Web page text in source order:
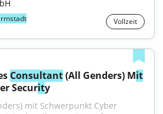
Vollzeit
Consultant (All Genders) Mit
Security
mit Schwerpunkt Cyber